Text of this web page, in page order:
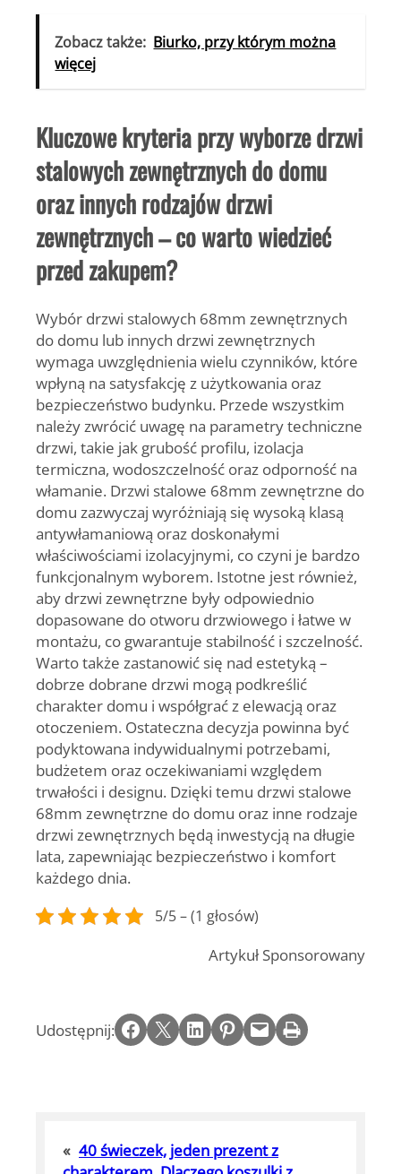
Zobacz także: Biurko, przy którym można
więcej
Kluczowe kryteria przy wyborze drzwi
stalowych zewnętrznych do domu
oraz innych rodzajów drzwi
zewnętrznych – co warto wiedzieć
przed zakupem?
Wybór drzwi stalowych 68mm zewnętrznych
do domu lub innych drzwi zewnętrznych
wymaga uwzględnienia wielu czynników, które
wpłyną na satysfakcję z użytkowania oraz
bezpieczeństwo budynku. Przede wszystkim
należy zwrócić uwagę na parametry techniczne
drzwi, takie jak grubość profilu, izolacja
termiczna, wodoszczelność oraz odporność na
włamanie. Drzwi stalowe 68mm zewnętrzne do
domu zazwyczaj wyróżniają się wysoką klasą
antywłamaniową oraz doskonałymi
właściwościami izolacyjnymi, co czyni je bardzo
funkcjonalnym wyborem. Istotne jest również,
aby drzwi zewnętrzne były odpowiednio
dopasowane do otworu drzwiowego i łatwe w
montażu, co gwarantuje stabilność i szczelność.
Warto także zastanowić się nad estetyką –
dobrze dobrane drzwi mogą podkreślić
charakter domu i współgrać z elewacją oraz
otoczeniem. Ostateczna decyzja powinna być
podyktowana indywidualnymi potrzebami,
budżetem oraz oczekiwaniami względem
trwałości i designu. Dzięki temu drzwi stalowe
68mm zewnętrzne do domu oraz inne rodzaje
drzwi zewnętrznych będą inwestycją na długie
lata, zapewniając bezpieczeństwo i komfort
każdego dnia.
5/5 – (1 głosów)
Artykuł Sponsorowany
Udostępnij: Share on Facebook Email this Page Share on LinkedIn Share on Pinterest Email this Page Print this Page
« 40 świeczek, jeden prezent z